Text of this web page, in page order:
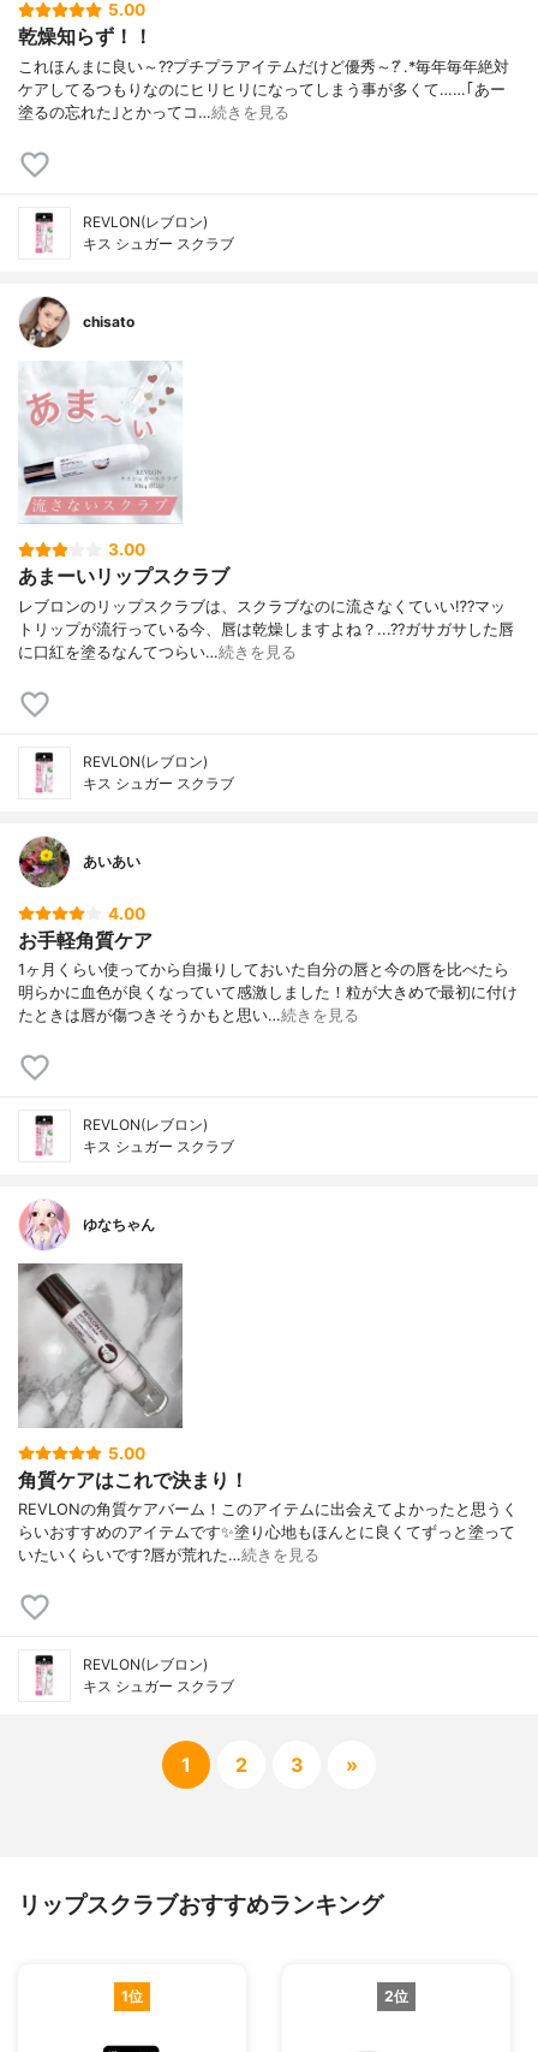
5.00
乾燥知らず！！
これほんまに良い～??プチプラアイテムだけど優秀～? ͛.*毎年毎年絶対
ケアしてるつもりなのにヒリヒリになってしまう事が多くて……｢あー
塗るの忘れた｣とかってコ…続きを見る
REVLON(レブロン)
キス シュガー スクラブ
chisato
3.00
あまーいリップスクラブ
レブロンのリップスクラブは、スクラブなのに流さなくていい⁉︎?マッ
トリップが流行っている今、唇は乾燥しますよね？...??ガサガサした唇
に口紅を塗るなんてつらい…続きを見る
REVLON(レブロン)
キス シュガー スクラブ
あいあい
4.00
お手軽角質ケア
1ヶ月くらい使ってから自撮りしておいた自分の唇と今の唇を比べたら
明らかに血色が良くなっていて感激しました！粒が大きめで最初に付け
たときは唇が傷つきそうかもと思い…続きを見る
REVLON(レブロン)
キス シュガー スクラブ
ゆなちゃん
5.00
角質ケアはこれで決まり！
REVLONの角質ケアバーム！このアイテムに出会えてよかったと思うく
らいおすすめのアイテムです✨塗り心地もほんとに良くてずっと塗って
いたいくらいです?唇が荒れた…続きを見る
REVLON(レブロン)
キス シュガー スクラブ
1 2 3 »
リップスクラブおすすめランキング
1位 2位